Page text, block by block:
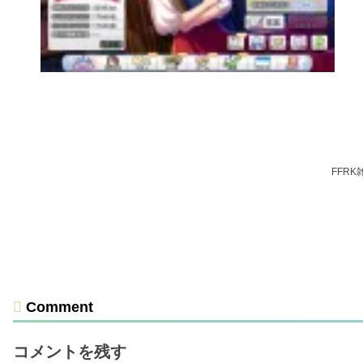
FFRK
Comment
コメントを残す